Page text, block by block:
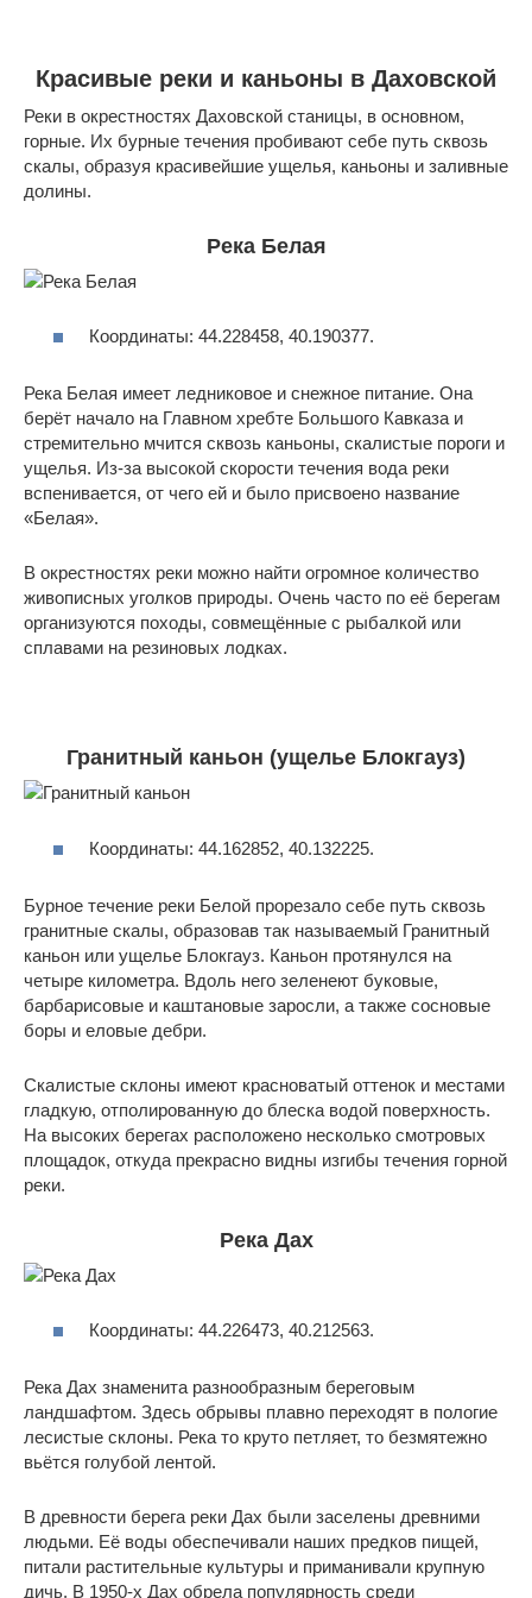
Красивые реки и каньоны в Даховской
Реки в окрестностях Даховской станицы, в основном,
горные. Их бурные течения пробивают себе путь сквозь
скалы, образуя красивейшие ущелья, каньоны и заливные
долины.
Река Белая
Координаты: 44.228458, 40.190377.
Река Белая имеет ледниковое и снежное питание. Она
берёт начало на Главном хребте Большого Кавказа и
стремительно мчится сквозь каньоны, скалистые пороги и
ущелья. Из-за высокой скорости течения вода реки
вспенивается, от чего ей и было присвоено название
«Белая».
В окрестностях реки можно найти огромное количество
живописных уголков природы. Очень часто по её берегам
организуются походы, совмещённые с рыбалкой или
сплавами на резиновых лодках.
Гранитный каньон (ущелье Блокгауз)
Координаты: 44.162852, 40.132225.
Бурное течение реки Белой прорезало себе путь сквозь
гранитные скалы, образовав так называемый Гранитный
каньон или ущелье Блокгауз. Каньон протянулся на
четыре километра. Вдоль него зеленеют буковые,
барбарисовые и каштановые заросли, а также сосновые
боры и еловые дебри.
Скалистые склоны имеют красноватый оттенок и местами
гладкую, отполированную до блеска водой поверхность.
На высоких берегах расположено несколько смотровых
площадок, откуда прекрасно видны изгибы течения горной
реки.
Река Дах
Координаты: 44.226473, 40.212563.
Река Дах знаменита разнообразным береговым
ландшафтом. Здесь обрывы плавно переходят в пологие
лесистые склоны. Река то круто петляет, то безмятежно
вьётся голубой лентой.
В древности берега реки Дах были заселены древними
людьми. Её воды обеспечивали наших предков пищей,
питали растительные культуры и приманивали крупную
дичь. В 1950-х Дах обрела популярность среди